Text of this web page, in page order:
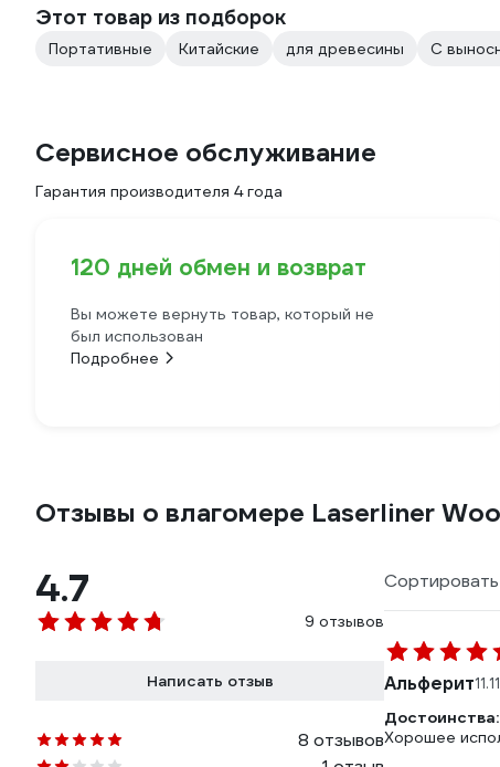
Этот товар из подборок
Портативные Китайские для древесины С
Сервисное обслуживание
Гарантия производителя 4 года
120 дней обмен и возврат
Вы можете вернуть товар, который не
был использован
Подробнее
Отзывы о влагомере Laserliner
4.7
9 отзывов
Написать отзыв
8 отзывов
Альферит
Достоинства:
Хорошее